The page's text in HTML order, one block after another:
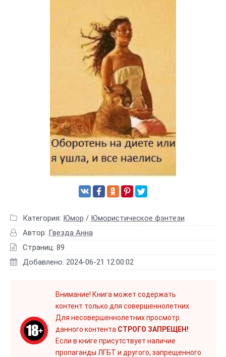
Категория: Юмор / Юмористическое фэнтези
Автор: Гвезда Анна
Страниц: 89
Добавлено: 2024-06-21 12:00:02
Внимание! Книга может содержать
контент только для совершеннолетних.
Для несовершеннолетних просмотр
данного контента СТРОГО ЗАПРЕЩЕН!
Если в книге присутствует наличие
пропаганды ЛГБТ и другого, запрещенного